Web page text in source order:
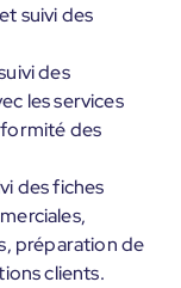
suivi des
des
les services
des
des fiches
préparation de
clients.